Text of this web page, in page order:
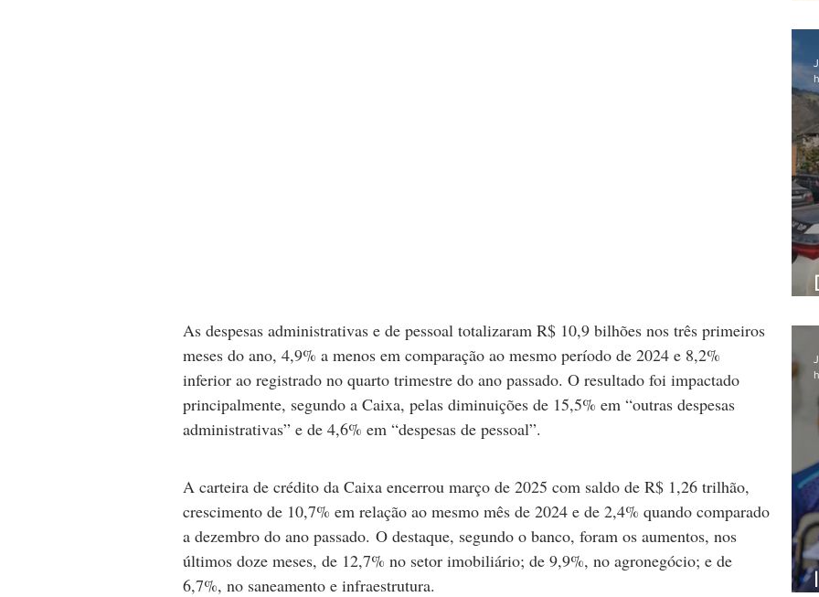
As despesas administrativas e de pessoal totalizaram R$ 10,9 bilhões nos três primeiros
meses do ano, 4,9% a menos em comparação ao mesmo período de 2024 e 8,2%
inferior ao registrado no quarto trimestre do ano passado. O resultado foi impactado
principalmente, segundo a Caixa, pelas diminuições de 15,5% em “outras despesas
administrativas” e de 4,6% em “despesas de pessoal”.
A carteira de crédito da Caixa encerrou março de 2025 com saldo de R$ 1,26 trilhão,
crescimento de 10,7% em relação ao mesmo mês de 2024 e de 2,4% quando comparado
a dezembro do ano passado. O destaque, segundo o banco, foram os aumentos, nos
últimos doze meses, de 12,7% no setor imobiliário; de 9,9%, no agronegócio; e de
6,7%, no saneamento e infraestrutura.